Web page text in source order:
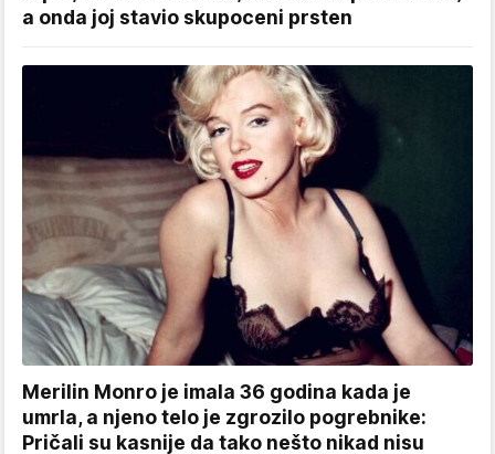
a onda joj stavio skupoceni prsten
Merilin Monro je imala 36 godina kada je
umrla, a njeno telo je zgrozilo pogrebnike:
Pričali su kasnije da tako nešto nikad nisu